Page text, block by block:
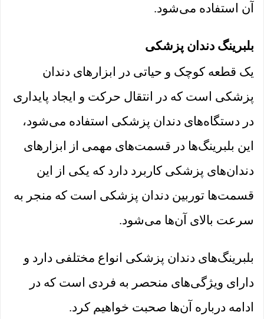
آن استفاده می‌شود.
بلبرینگ دندان پزشکی
یک قطعه کوچک و حیاتی در ابزارهای دندان
پزشکی است که در انتقال حرکت و ایجاد پایداری
در دستگاه‌های دندان پزشکی استفاده می‌شود،
این بلبرینگ‌ها در قسمت‌های مهمی از ابزارهای
دندان‌های پزشکی کاربرد دارد که یکی از این
قسمت‌ها توربین دندان پزشکی است که منجر به
سرعت بالای آن‌ها می‌شود.
بلبرینگ‌های دندان پزشکی انواع مختلفی دارد و
دارای ویژگی‌های منحصر به فردی است که در
ادامه درباره آن‌ها صحبت خواهیم کرد.